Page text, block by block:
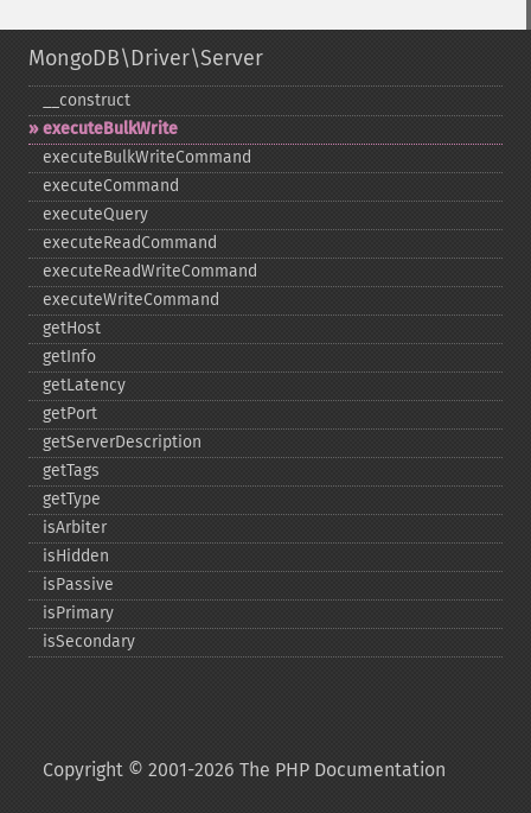
MongoDB\Driver\Server
_​_​construct
executeBulkWrite
executeBulkWriteCommand
executeCommand
executeQuery
executeReadCommand
executeReadWriteCommand
executeWriteCommand
getHost
getInfo
getLatency
getPort
getServerDescription
getTags
getType
isArbiter
isHidden
isPassive
isPrimary
isSecondary
Copyright © 2001-2026 The PHP Documentation